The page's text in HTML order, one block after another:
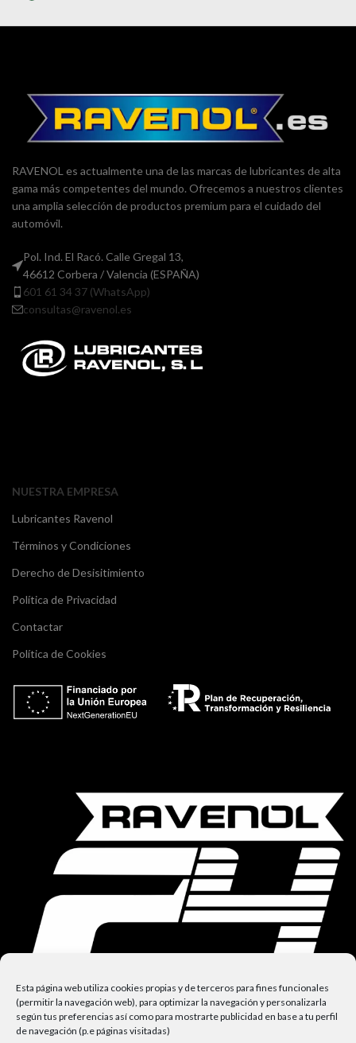
Esta página web utiliza cookies propias y de terceros para fines funcionales
(permitir la navegación web), para optimizar la navegación y personalizarla
según tus preferencias así como para mostrarte publicidad en base a tu perfil
de navegación (p.e páginas visitadas)
RAVENOL es actualmente una de las marcas de lubricantes de alta
gama más competentes del mundo. Ofrecemos a nuestros clientes
una amplia selección de productos premium para el cuidado del
automóvil.
Pol. Ind. El Racó. Calle Gregal 13,
46612 Corbera / Valencia (ESPAÑA)
601 61 34 37 (WhatsApp)
consultas@ravenol.es
NUESTRA EMPRESA
Lubricantes Ravenol
Términos y Condiciones
Derecho de Desisitimiento
Política de Privacidad
Contactar
Política de Cookies